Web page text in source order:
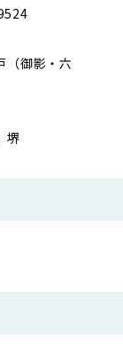
（御影・六
堺